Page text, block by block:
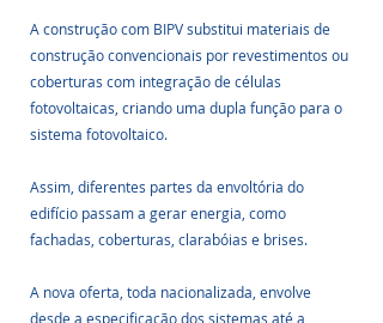
A construção com BIPV substitui materiais de
construção convencionais por revestimentos ou
coberturas com integração de células
fotovoltaicas, criando uma dupla função para o
sistema fotovoltaico.
Assim, diferentes partes da envoltória do
edifício passam a gerar energia, como
fachadas, coberturas, clarabóias e brises.
A nova oferta, toda nacionalizada, envolve
desde a especificação dos sistemas até a